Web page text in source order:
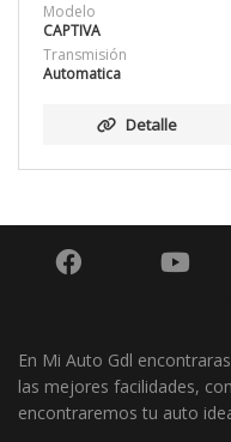
Modelo
CAPTIVA
Transmisión
Automatica
Detalle
En Mi Auto Gdl
las mejores facilidades,
encontraremos tu auto